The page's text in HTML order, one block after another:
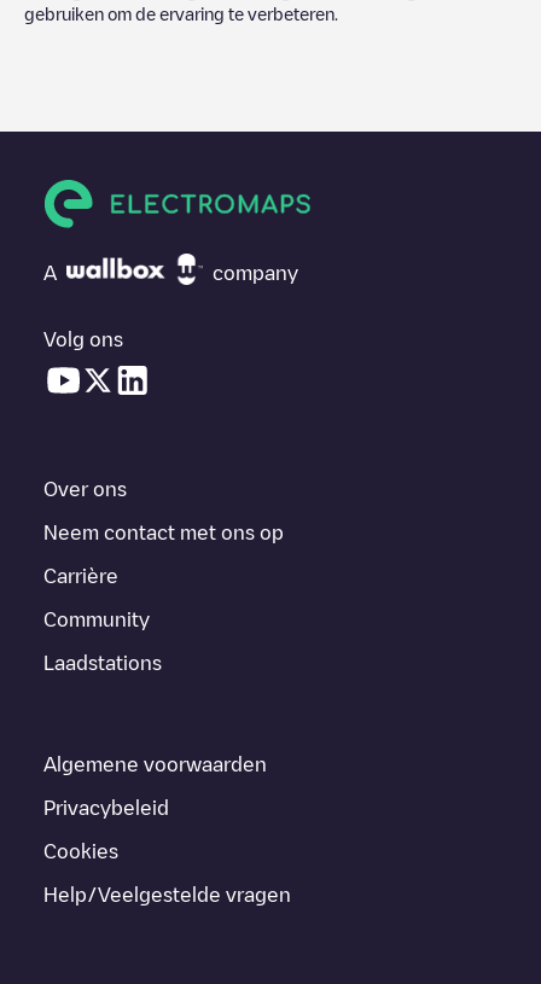
gebruiken om de ervaring te verbeteren.
A company
Volg ons
Over ons
Neem contact met ons op
Carrière
Community
Laadstations
Algemene voorwaarden
Privacybeleid
Cookies
Help/Veelgestelde vragen